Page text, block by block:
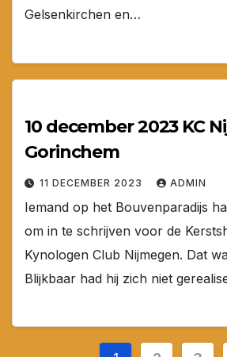
Gelsenkirchen en…
10 december 2023 KC
Gorinchem
11 DECEMBER 2023 ADMIN
Iemand op het Bouvenparadijs
om in te schrijven voor de
Kynologen Club Nijmegen. Dat
Blijkbaar had hij zich niet